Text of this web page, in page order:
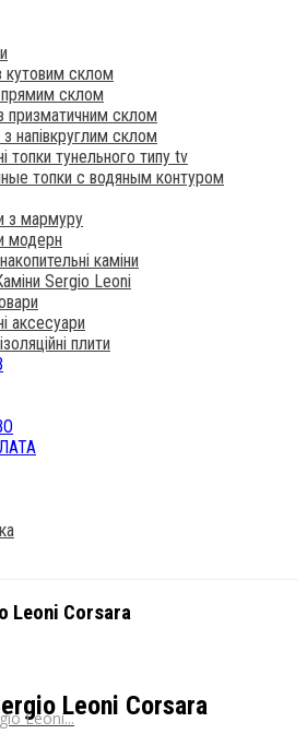
кутовим склом
прямим склом
призматичним склом
з напівкруглим склом
топки тунельного типу tv
топки с водяным контуром
з мармуру
модерн
каміни
Sergio Leoni
аксесуари
плити
Leoni...
Leoni Corsara
Leoni Corsara